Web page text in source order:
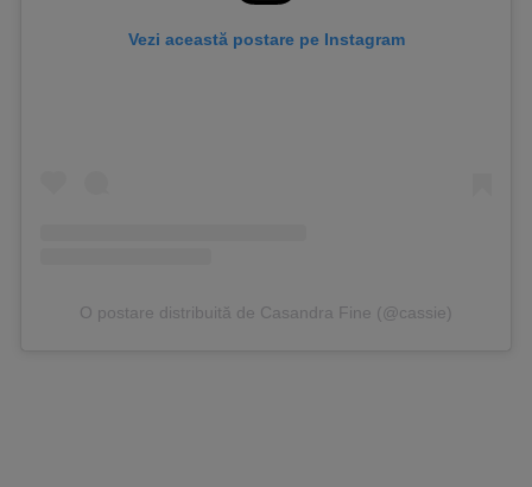
Vezi această postare pe Instagram
O postare distribuită de Casandra Fine (@cassie)